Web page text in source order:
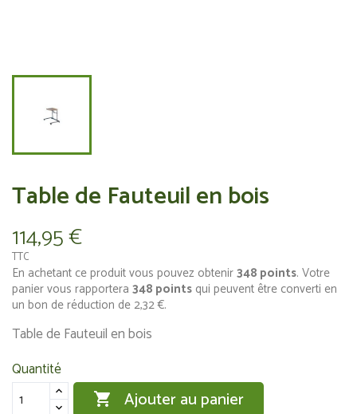
Table de Fauteuil en bois
114,95 €
TTC
En achetant ce produit vous pouvez obtenir348 points. Votre
panier vous rapportera 348 points qui peuvent être converti en
un bon de réduction de2,32 €.
Table de Fauteuil en bois
Quantité
 Ajouter au panier